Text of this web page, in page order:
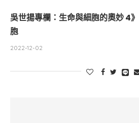
吳世揚專欄：生命與細胞的奧妙 4
胞
2022-12-02